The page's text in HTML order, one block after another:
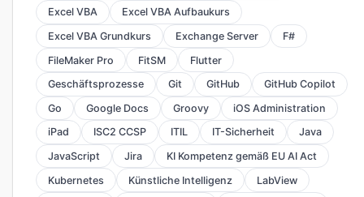
Excel VBA
Excel VBA Aufbaukurs
Excel VBA Grundkurs
Exchange Server
F#
FileMaker Pro
FitSM
Flutter
Geschäftsprozesse
Git GitHub
GitHub Copilot
Go
Google Docs Groovy
iOS Administration
iPad
ISC2 CCSP ITIL IT-Sicherheit
Java
JavaScript
Jira
KI Kompetenz gemäß EU AI Act
Kubernetes
Künstliche Intelligenz
LabView